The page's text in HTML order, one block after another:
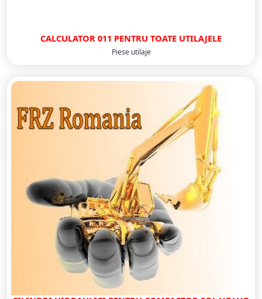
CALCULATOR 011 PENTRU TOATE UTILAJELE
Piese utilaje